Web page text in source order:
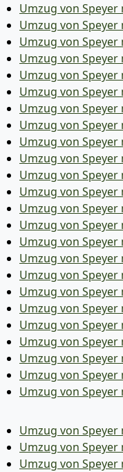
Umzug von Speyer
Umzug von Speyer
Umzug von Speyer
Umzug von Speyer
Umzug von Speyer
Umzug von
Umzug von
Umzug von
Umzug von
Umzug von
Umzug von
Umzug von
Umzug von
Umzug von
Umzug von Speyer
Umzug von
Umzug von Speyer
Umzug von
Umzug von Speyer
Umzug von
Umzug von
Umzug von
Umzug von Speyer
Umzug von
Umzug von
Umzug von Speyer
Umzug von Speyer